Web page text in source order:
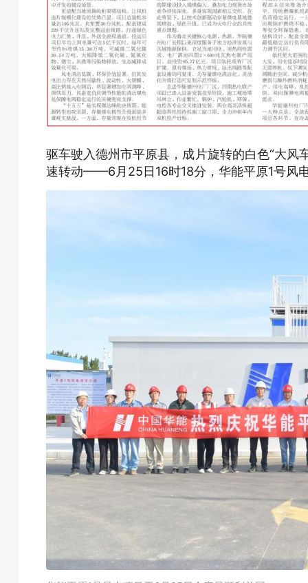
驱车驶入德州市平原县，成片旋转的白色“大风
速转动——6月25日16时18分，华能平原1号风